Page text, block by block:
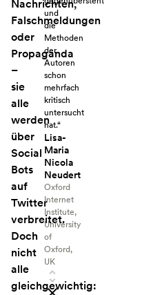
Nachrichten,
Falschmeldungen
oder
Propaganda
–
sie
alle
werden
über
Social
Bots
auf
Twitter
verbreitet.
Doch
nicht
alle
gleichgewichtig:
und
die
Methoden
der
Autoren
schon
mehrfach
kritisch
untersucht
hat.“
Lisa-
Maria
Nicola
Neudert
Oxford
Internet
Institute,
University
of
Oxford,
UK